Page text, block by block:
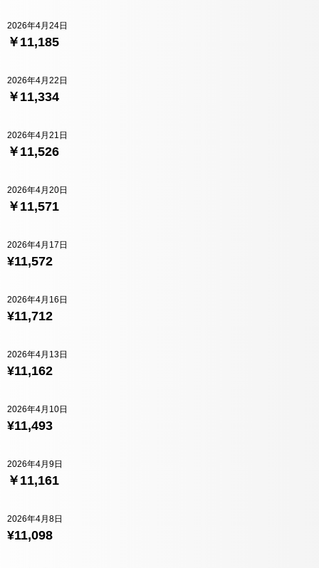
￥11,185
2026年4月24日
￥11,334
2026年4月22日
￥11,526
2026年4月21日
￥11,571
2026年4月20日
¥11,572
2026年4月17日
¥11,712
2026年4月16日
¥11,162
2026年4月13日
¥11,493
2026年4月10日
￥11,161
2026年4月9日
¥11,098
2026年4月8日